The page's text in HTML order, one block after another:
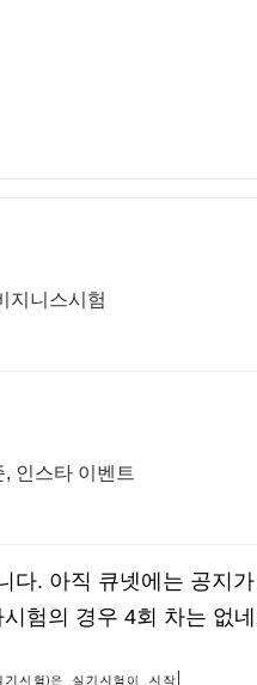
지니스시험
인스타 이벤트
다. 아직 큐넷에는 공지
험의 경우 4회 차는 없